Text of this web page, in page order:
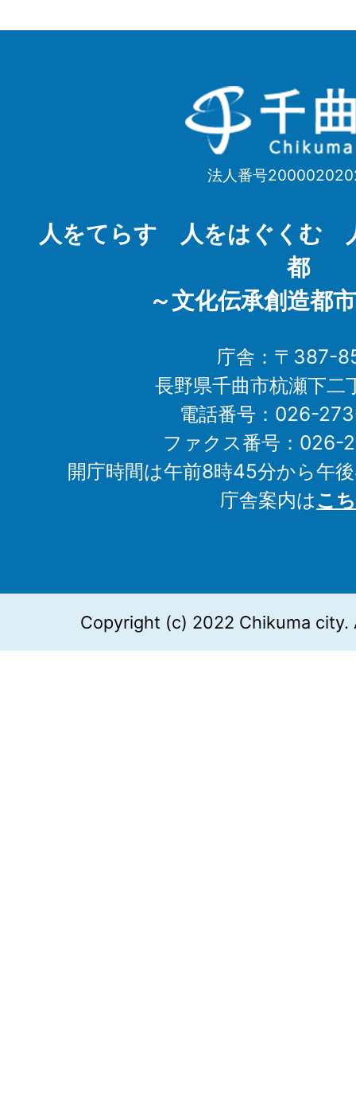
千
曲
Chikuma
法人番号
人をてらす 人をはぐくむ
都
～文化伝承創造都
庁舎：〒387-
長野県千曲市杭瀬下二
電話番号：026-
ファクス番号：026-
開庁時間は午前8時45分から午
庁舎案内はこ
Copyright (c) 2022 Chikuma city.